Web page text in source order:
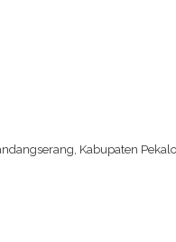
Kabupaten